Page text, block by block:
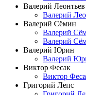
Валерий Леонтьев
Валерий
Валерий Сёмин
Валерий
Валерий
Валерий Юрин
Валерий
Виктор Фесак
Виктор
Григорий Лепс